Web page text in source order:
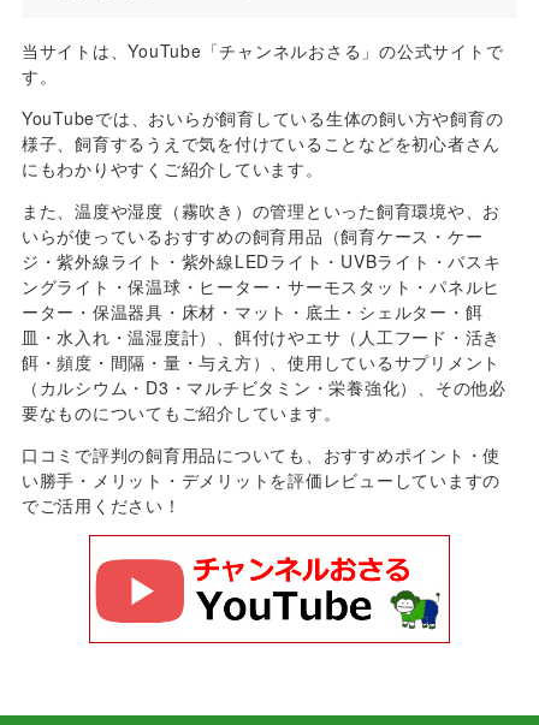
当サイトは、YouTube「チャンネルおさる」の公式サイトで
す。
YouTubeでは、おいらが飼育している生体の飼い方や飼育の
様子、飼育するうえで気を付けていることなどを初心者さん
にもわかりやすくご紹介しています。
また、温度や湿度（霧吹き）の管理といった飼育環境や、お
いらが使っているおすすめの飼育用品（飼育ケース・ケー
ジ・紫外線ライト・紫外線LEDライト・UVBライト・バスキ
ングライト・保温球・ヒーター・サーモスタット・パネルヒ
ーター・保温器具・床材・マット・底土・シェルター・餌
皿・水入れ・温湿度計）、餌付けやエサ（人工フード・活き
餌・頻度・間隔・量・与え方）、使用しているサプリメント
（カルシウム・D3・マルチビタミン・栄養強化）、その他必
要なものについてもご紹介しています。
口コミで評判の飼育用品についても、おすすめポイント・使
い勝手・メリット・デメリットを評価レビューしていますの
でご活用ください！